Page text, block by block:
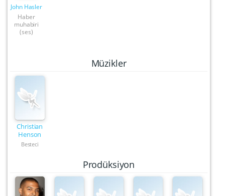
John Hasler
Haber
muhabiri
(ses)
Müzikler
Christian
Henson
Besteci
Prodüksiyon